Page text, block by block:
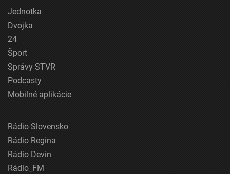
Jednotka
Dvojka
24
Šport
Správy STVR
Podcasty
Mobilné aplikácie
Rádio Slovensko
Rádio Regina
Rádio Devín
Rádio_FM